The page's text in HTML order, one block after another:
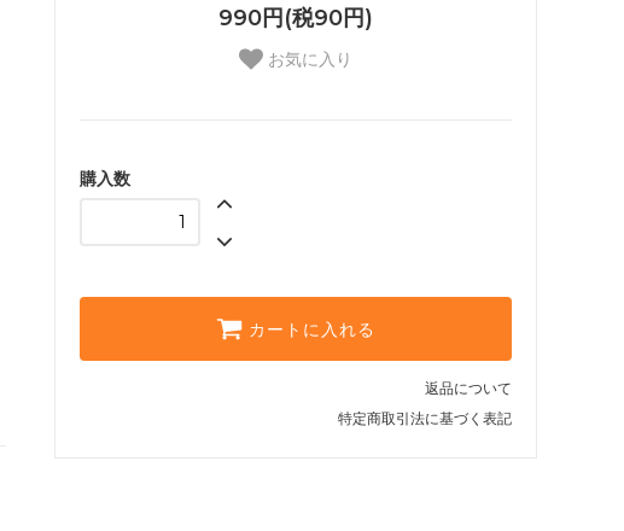
990円(税90円)
お気に入り
購入数
カートに入れる
返品について
特定商取引法に基づく表記